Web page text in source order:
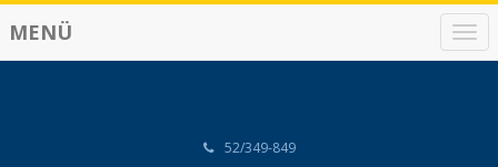
N
a
MENÜ
52/349-849